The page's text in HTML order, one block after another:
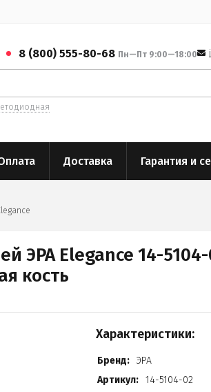
8 (800) 555-80-68 Пн—Пт 9:00—18:00
Доставка Гарантия и
ЭРА Elegance 14-5104-
кость
Характеристики:
Бренд: ЭРА
Артикул: 14-5104-02